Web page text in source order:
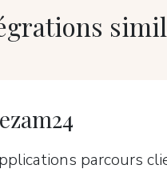
parcours